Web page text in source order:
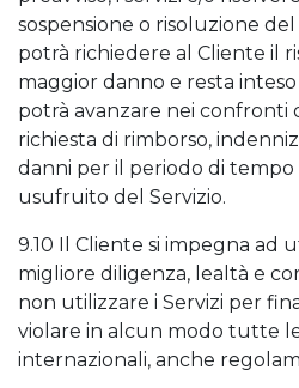
sospensione o risoluzione
potrà richiedere al Cliente il
maggior danno e resta
potrà avanzare nei confronti
richiesta di rimborso,
danni per il periodo di tempo
usufruito del Servizio.
9.10 Il Cliente si impegna ad
migliore diligenza, lealtà e
non utilizzare i Servizi per
violare in alcun modo tutte
internazionali, anche